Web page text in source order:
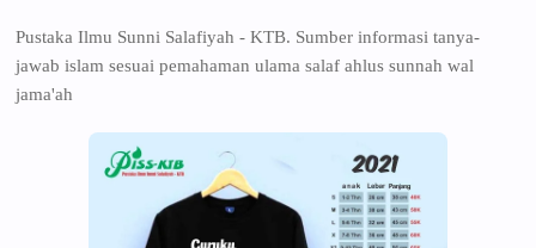
Pustaka Ilmu Sunni Salafiyah - KTB. Sumber informasi tanya-
jawab islam sesuai pemahaman ulama salaf ahlus sunnah wal
jama'ah